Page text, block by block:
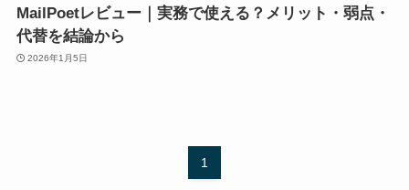
MailPoetレビュー｜実務で使える？メリット・弱点・
代替を結論から
2026年1月5日
1